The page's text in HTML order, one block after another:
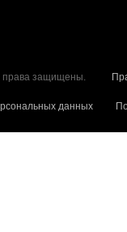
права защищены.
данных